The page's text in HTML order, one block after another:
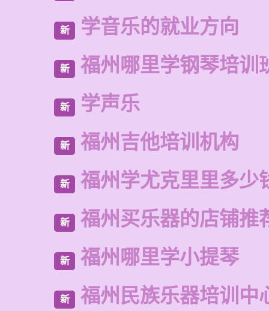
新 学音乐的就业方向
新 福州哪里学钢琴培训
新 学声乐
新 福州吉他培训机构
新 福州学尤克里里多少
新 福州买乐器的店铺推
新 福州哪里学小提琴
新 福州民族乐器培训中